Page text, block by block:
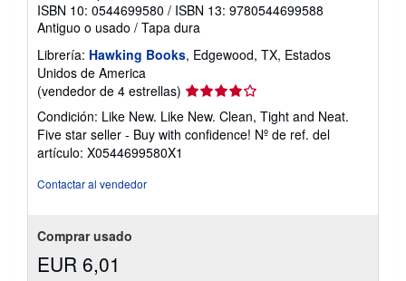
ISBN 10: 0544699580 / ISBN 13: 9780544699588
Antiguo o usado / Tapa dura
Librería: Hawking Books, Edgewood, TX, Estados
Unidos de America
(vendedor de 4 estrellas) Calificación
del
vendedor:
4
Condición: Like New. Like New. Clean, Tight and Neat.
Five star seller - Buy with confidence! Nº de ref. del
artículo: X0544699580X1
Contactar al vendedor
Comprar usado
EUR 6,01